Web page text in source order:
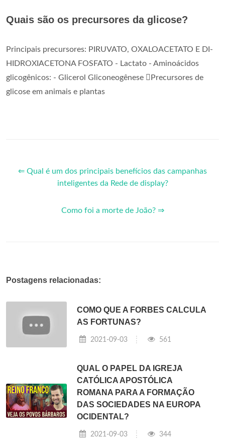
Quais são os precursores da glicose?
Principais precursores: PIRUVATO, OXALOACETATO E DI-
HIDROXIACETONA FOSFATO - Lactato - Aminoácidos
glicogênicos: - Glicerol Gliconeogênese Precursores de
glicose em animais e plantas
⇐ Qual é um dos principais benefícios das campanhas
inteligentes da Rede de display?
Como foi a morte de João? ⇒
Postagens relacionadas:
COMO QUE A FORBES CALCULA
AS FORTUNAS?
2021-09-03 561
QUAL O PAPEL DA IGREJA
CATÓLICA APOSTÓLICA
ROMANA PARA A FORMAÇÃO
DAS SOCIEDADES NA EUROPA
OCIDENTAL?
2021-09-03 344